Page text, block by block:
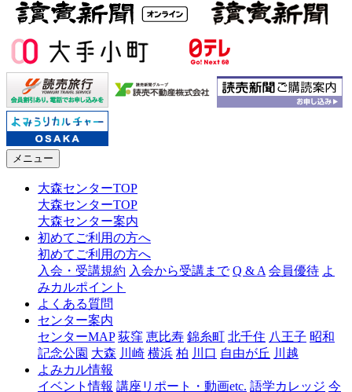
メニュー
大森センターTOP
大森センターTOP
大森センター案内
初めてご利用の方へ
初めてご利用の方へ
入会・受講規約 入会から受講まで Q & A 会員優待 よ
みカルポイント
よくある質問
センター案内
センターMAP 荻窪 恵比寿 錦糸町 北千住 八王子 昭和
記念公園 大森 川崎 横浜 柏 川口 自由が丘 川越
よみカル情報
イベント情報 講座リポート・動画etc. 語学カレッジ 今